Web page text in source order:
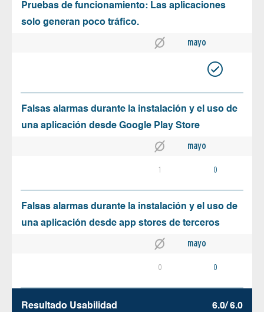
Pruebas de funcionamiento: Las aplicaciones
solo generan poco tráfico.
mayo
Falsas alarmas durante la instalación y el uso de
una aplicación desde Google Play Store
mayo
1 0
Falsas alarmas durante la instalación y el uso de
una aplicación desde app stores de terceros
mayo
0 0
Resultado Usabilidad 6.0/ 6.0